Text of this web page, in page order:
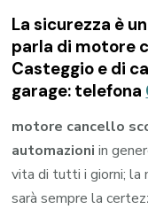
La sicurezza è
parla di motore
Casteggio e di
garage: telefona
motore cancello
automazioni in
vita di tutti i giorni; la
sarà sempre la